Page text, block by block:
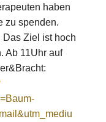
haben
zu spenden.
Das Ziel ist hoch
Ab 11Uhr auf